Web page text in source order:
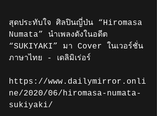
สุดประทับใจ ศิลปินญี่ป่น “Hiromasa
Numata” นำเพลงดังในอดีต
“SUKIYAKI” มา Cover ในเวอร์ชั่น
ภาษาไทย - เดลิมิเร่อร์
https://www.dailymirror.onli
ne/2020/06/hiromasa-numata-
sukiyaki/